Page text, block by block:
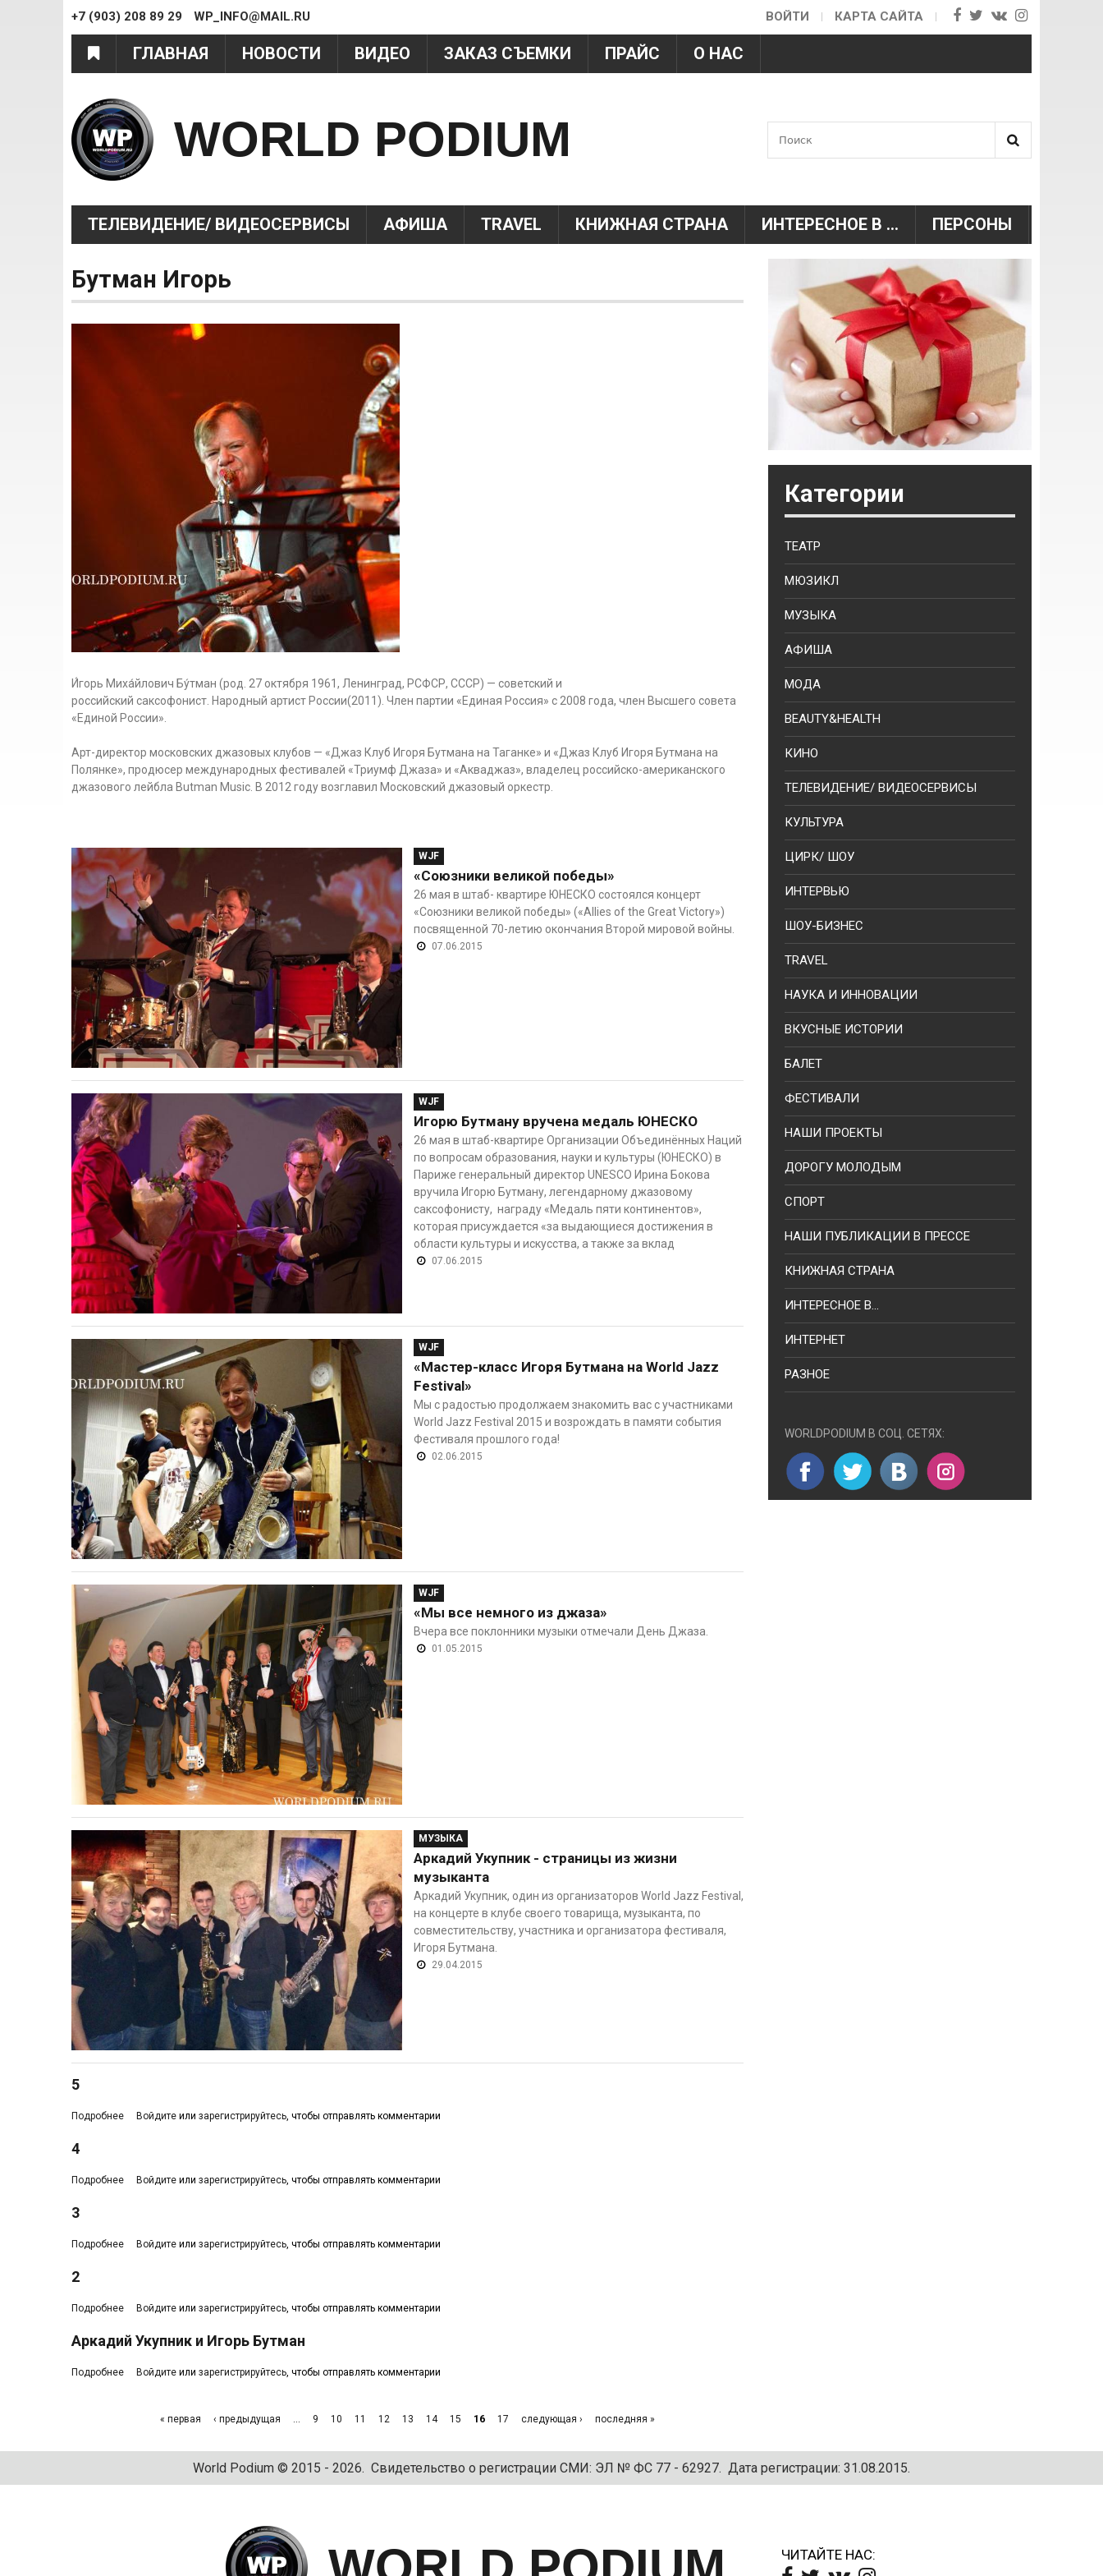
+7 (903) 208 89 29 WP_INFO@MAIL.RU ВОЙТИ КАРТА САЙТА
ГЛАВНАЯ НОВОСТИ ВИДЕО ЗАКАЗ СЪЕМКИ ПРАЙС О НАС
WORLD PODIUM Форма поиска
ТЕЛЕВИДЕНИЕ/ ВИДЕОСЕРВИСЫ АФИША TRAVEL КНИЖНАЯ СТРАНА ИНТЕРЕСНОЕ В ... ПЕРСОНЫ
Бутман Игорь
И́горь Миха́йлович Бу́тман (род. 27 октября 1961, Ленинград, РСФСР, СССР) — советский и
российский саксофонист. Народный артист России(2011). Член партии «Единая Россия» с 2008 года, член Высшего совета
«Единой России».
Арт-директор московских джазовых клубов — «Джаз Клуб Игоря Бутмана на Таганке» и «Джаз Клуб Игоря Бутмана на
Полянке», продюсер международных фестивалей «Триумф Джаза» и «Акваджаз», владелец российско-американского
джазового лейбла Butman Music. В 2012 году возглавил Московский джазовый оркестр.
WJF
«Союзники великой победы»
26 мая в штаб- квартире ЮНЕСКО состоялся концерт
«Союзники великой победы» («Allies of the Great Victory»)
посвященной 70-летию окончания Второй мировой войны.
07.06.2015
WJF
Игорю Бутману вручена медаль ЮНЕСКО
26 мая в штаб-квартире Организации Объединённых Наций
по вопросам образования, науки и культуры (ЮНЕСКО) в
Париже генеральный директор UNESCO Ирина Бокова
вручила Игорю Бутману, легендарному джазовому
саксофонисту, награду «Медаль пяти континентов»,
которая присуждается «за выдающиеся достижения в
области культуры и искусства, а также за вклад
07.06.2015
WJF
«Мастер-класс Игоря Бутмана на World Jazz
Festival»
Мы с радостью продолжаем знакомить вас с участниками
World Jazz Festival 2015 и возрождать в памяти события
Фестиваля прошлого года!
02.06.2015
WJF
«Мы все немного из джаза»
Вчера все поклонники музыки отмечали День Джаза.
01.05.2015
МУЗЫКА
Аркадий Укупник - страницы из жизни
музыканта
Аркадий Укупник, один из организаторов World Jazz Festival,
на концерте в клубе своего товарища, музыканта, по
совместительству, участника и организатора фестиваля,
Игоря Бутмана.
29.04.2015
5
Подробнее о 5Войдите или зарегистрируйтесь , чтобы отправлять комментарии
4
Подробнее о 4Войдите или зарегистрируйтесь , чтобы отправлять комментарии
3
Подробнее о 3Войдите или зарегистрируйтесь , чтобы отправлять комментарии
2
Подробнее о 2Войдите или зарегистрируйтесь , чтобы отправлять комментарии
Аркадий Укупник и Игорь Бутман
Подробнее о Аркадий Укупник и Игорь Бутман
Войдите или зарегистрируйтесь , чтобы отправлять комментарии
« первая ‹ предыдущая 9 10 11 12 13 14 15 16 17 следующая › последняя »
Категории
ТЕАТР
МЮЗИКЛ
МУЗЫКА
АФИША
МОДА
BEAUTY&HEALTH
КИНО
ТЕЛЕВИДЕНИЕ/ ВИДЕОСЕРВИСЫ
КУЛЬТУРА
ЦИРК/ ШОУ
ИНТЕРВЬЮ
ШОУ-БИЗНЕС
TRAVEL
НАУКА И ИННОВАЦИИ
ВКУСНЫЕ ИСТОРИИ
БАЛЕТ
ФЕСТИВАЛИ
НАШИ ПРОЕКТЫ
ДОРОГУ МОЛОДЫМ
СПОРТ
НАШИ ПУБЛИКАЦИИ В ПРЕССЕ
КНИЖНАЯ СТРАНА
ИНТЕРЕСНОЕ В...
ИНТЕРНЕТ
РАЗНОЕ
WORLDPODIUM В СОЦ. СЕТЯХ:
World Podium © 2015 - 2026. Свидетельство о регистрации СМИ: ЭЛ № ФС 77 - 62927. Дата регистрации: 31.08.2015.
ЧИТАЙТЕ НАС: